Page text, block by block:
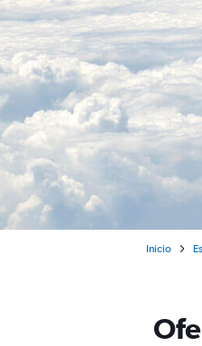
Inicio